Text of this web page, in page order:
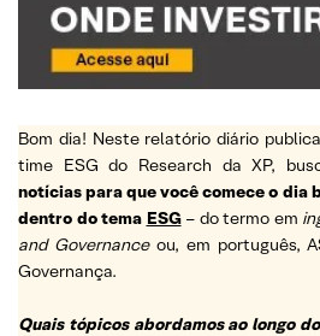
Bom dia! Neste relatório diário
time ESG do Research da XP,
notícias para que você comece o dia
dentro do tema ESG – do termo em
and Governance ou, em português,
Governança.
Quais tópicos abordamos ao longo